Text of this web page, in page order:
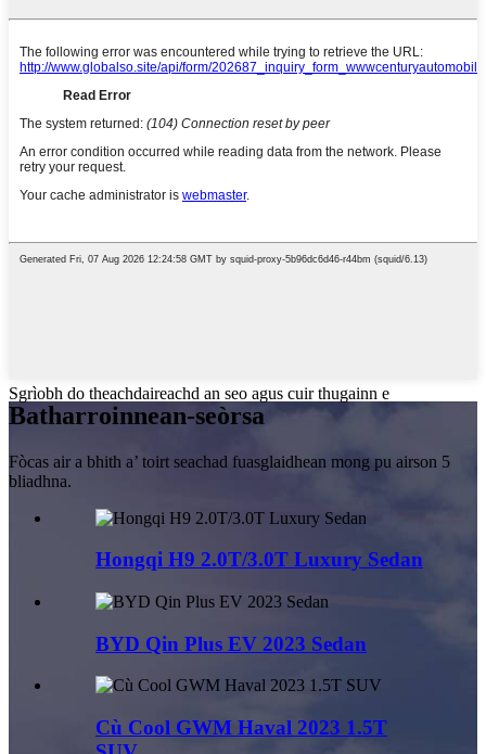
Sgrìobh do theachdaireachd an seo agus cuir thugainn e
Batharroinnean-seòrsa
Fòcas air a bhith a’ toirt seachad fuasglaidhean mong pu airson 5
bliadhna.
Hongqi H9 2.0T/3.0T Luxury Sedan
BYD Qin Plus EV 2023 Sedan
Cù Cool GWM Haval 2023 1.5T